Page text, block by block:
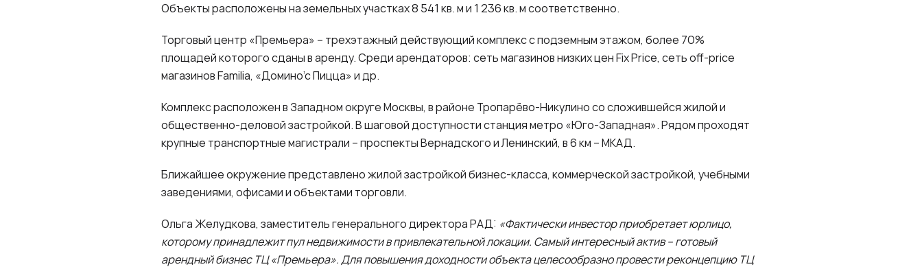
Объекты расположены на земельных участках 8 541 кв. м и 1 236 кв. м соответственно.
Торговый центр «Премьера» – трехэтажный действующий комплекс с подземным этажом, более 70%
площадей которого сданы в аренду. Среди арендаторов: сеть магазинов низких цен Fix Price, сеть off-price
магазинов Familia, «Домино’с Пицца» и др.
Комплекс расположен в Западном округе Москвы, в районе Тропарёво-Никулино со сложившейся жилой и
общественно-деловой застройкой. В шаговой доступности станция метро «Юго-Западная». Рядом проходят
крупные транспортные магистрали – проспекты Вернадского и Ленинский, в 6 км – МКАД.
Ближайшее окружение представлено жилой застройкой бизнес-класса, коммерческой застройкой, учебными
заведениями, офисами и объектами торговли.
Ольга Желудкова, заместитель генерального директора РАД: «Фактически инвестор приобретает юрлицо,
которому принадлежит пул недвижимости в привлекательной локации. Самый интересный актив – готовый
арендный бизнес ТЦ «Премьера». Для повышения доходности объекта целесообразно провести реконцепцию ТЦ